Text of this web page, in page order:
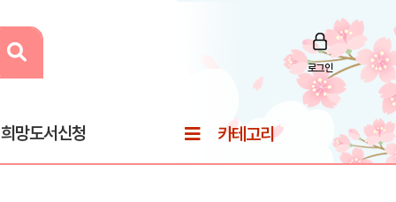
로그인
희망도서신청 카테고리